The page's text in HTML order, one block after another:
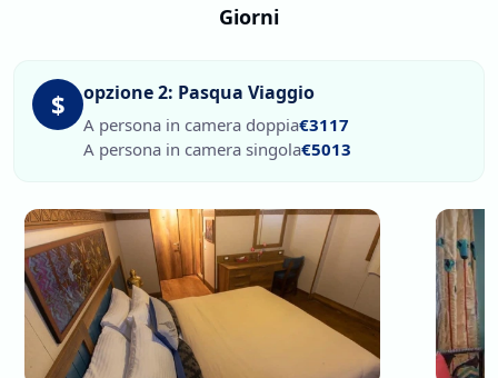
Giorni
$ opzione 2: Pasqua Viaggio
A persona in camera doppia€3117
A persona in camera singola€5013